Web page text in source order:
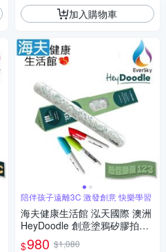
加入購物車
陪伴孩子遠離3C 激發創意 快樂學習
海夫健康生活館 泓天國際 澳洲
HeyDoodle 創意塗鴉矽膠拍拍
手環 恐龍樂園123 雙包裝
$980 $1,080